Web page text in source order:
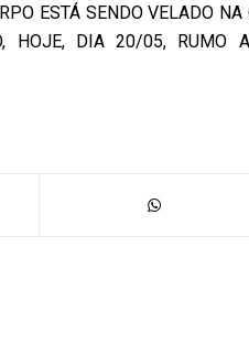
ESTÁ SENDO VELADO
HOJE, DIA 20/05, RUMO